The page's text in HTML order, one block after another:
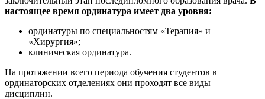
настоящее время ординатура имеет два уровня:
ординатуры по специальностям «Терапия» и
«Хирургия»;
клиническая ординатура.
На протяжении всего периода обучения студентов в
ординаторских отделениях они проходят все виды
дисциплин.